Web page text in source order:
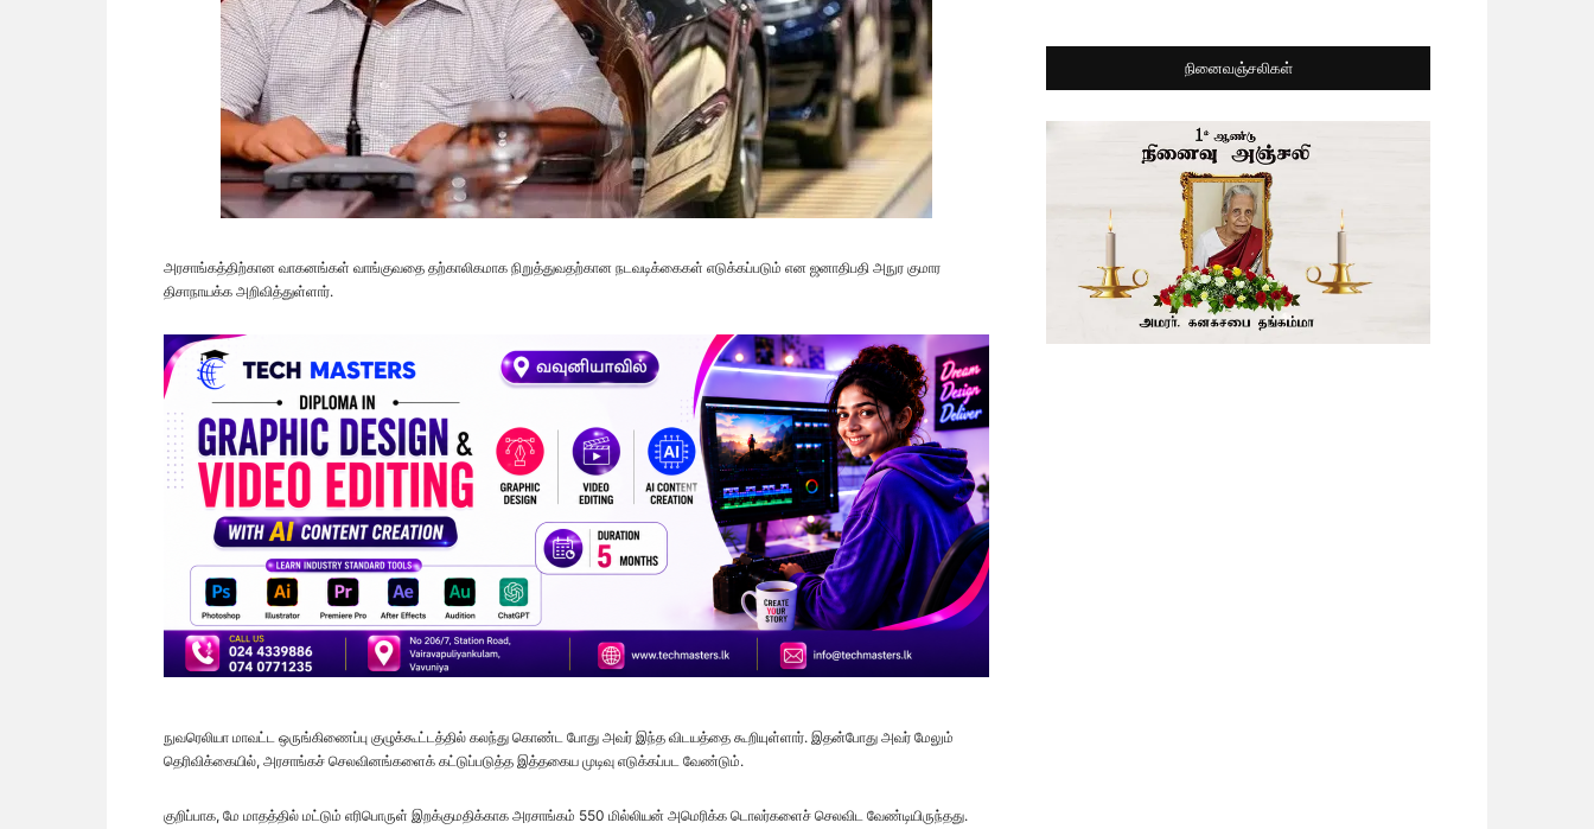
அரசாங்கத்திற்கான வாகனங்கள் வாங்குவதை தற்காலிகமாக நிறுத்துவதற்கான நடவடிக்கைகள் எடுக்கப்படும் என ஜனாதிபதி அநுர குமார
திசாநாயக்க அறிவித்துள்ளார்.
நுவரெலியா மாவட்ட ஒருங்கிணைப்பு குழுக்கூட்டத்தில் கலந்து கொண்ட போது அவர் இந்த விடயத்தை கூறியுள்ளார். இதன்போது அவர் மேலும்
தெரிவிக்கையில், அரசாங்கச் செலவினங்களைக் கட்டுப்படுத்த இத்தகைய முடிவு எடுக்கப்பட வேண்டும்.
குறிப்பாக, மே மாதத்தில் மட்டும் எரிபொருள் இறக்குமதிக்காக அரசாங்கம் 550 மில்லியன் அமெரிக்க டொலர்களைச் செலவிட வேண்டியிருந்தது.
நினைவஞ்சலிகள்